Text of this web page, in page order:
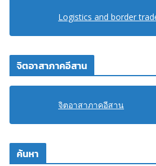
Logistics and border
จิตอาสาภาคอีสาน
จิตอาสาภาคอีสาน
ค้นหา